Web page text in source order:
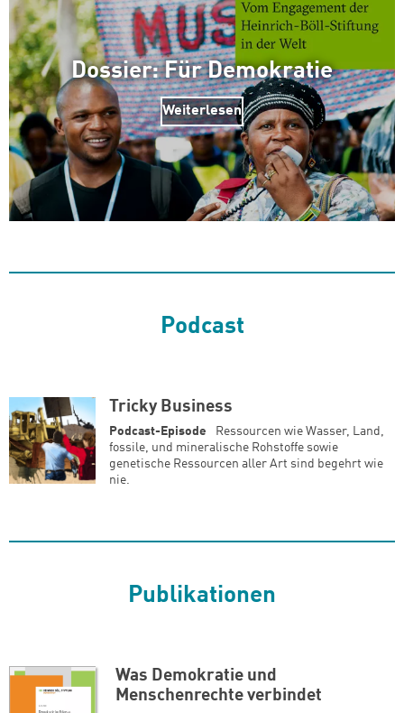
Dossier: Für Demokratie
Weiterlesen
Podcast
Tricky Business
Podcast-Episode
Ressourcen wie Wasser, Land,
fossile, und mineralische Rohstoffe sowie
genetische Ressourcen aller Art sind begehrt wie
nie.
Publikationen
Was Demokratie und
Menschenrechte verbindet
weiter lesen Zum Warenkorb